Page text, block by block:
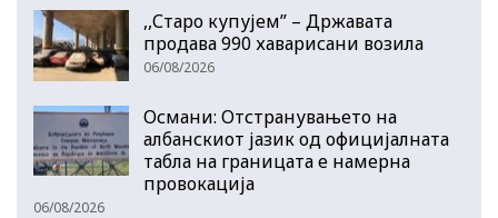
,,Старо купујем” – Државата
продава 990 хаварисани возила
06/08/2026
Османи: Отстранувањето на
албанскиот јазик од официјалната
табла на границата е намерна
провокација
06/08/2026